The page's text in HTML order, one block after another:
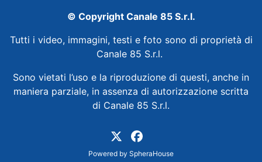
© Copyright Canale 85 S.r.l.
Tutti i video, immagini, testi e foto sono di proprietà di
Canale 85 S.r.l.
Sono vietati l’uso e la riproduzione di questi, anche in
maniera parziale, in assenza di autorizzazione scritta
di Canale 85 S.r.l.
Powered by SpheraHouse